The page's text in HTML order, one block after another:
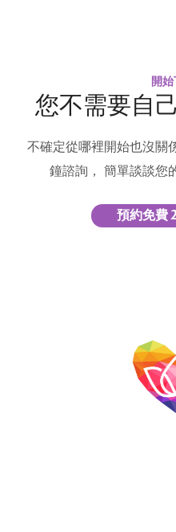
開
您不需要自
不確定從哪裡開始也沒關
鐘諮詢， 簡單談談您
預約免費